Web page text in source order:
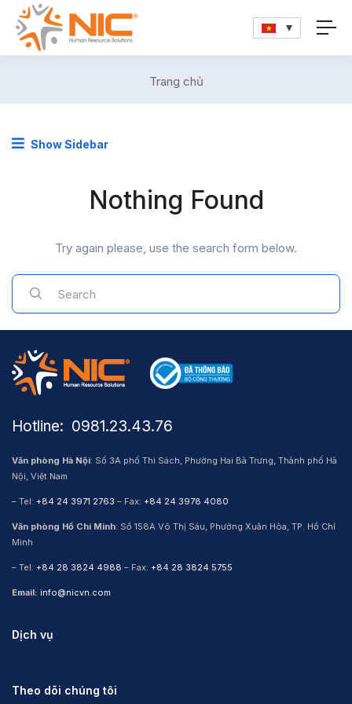
Trang chủ
Show Sidebar
Nothing Found
Try again please, use the search form below.
Hotline: ​ 0981.23.43.76
Văn phòng Hà Nội: Số 3A phố Thi Sách, Phường Hai Bà Trưng, Thành phố Hà
Nội, Việt Nam
– Tel: +84 24 3971 2763 – Fax: +84 24 3978 4080
Văn phòng Hồ Chí Minh: Số 158A Võ Thị Sáu, Phường Xuân Hòa, TP. Hồ Chí
Minh
– Tel: +84 28 3824 4988 – Fax: +84 28 3824 5755
Email: info@nicvn.com
Dịch vụ
Theo dõi chúng tôi